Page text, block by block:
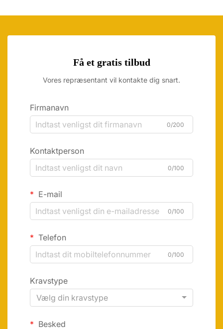
Få et gratis tilbud
Vores repræsentant vil kontakte dig snart.
Firmanavn
0/200
Kontaktperson
0/100
E-mail
0/100
Telefon
0/100
Kravstype
Vælg din kravstype
Besked